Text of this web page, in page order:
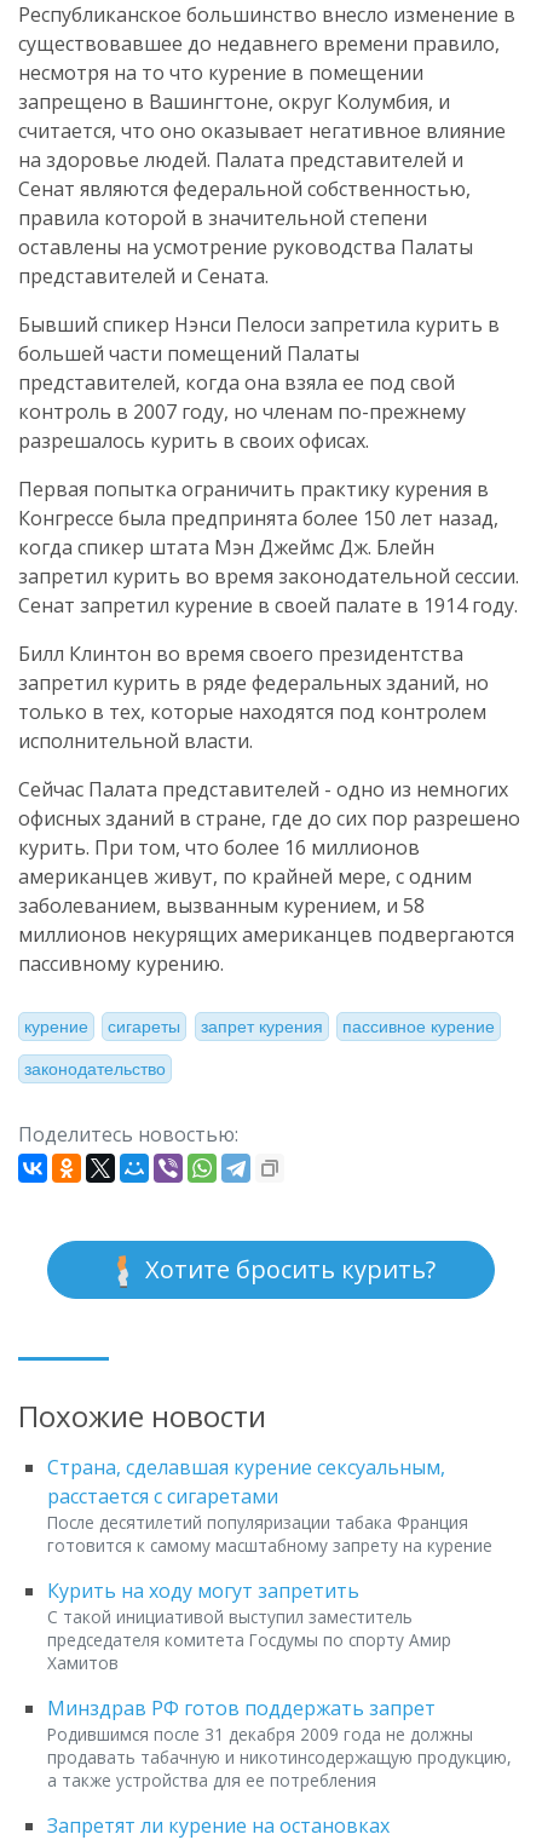
Республиканское большинство внесло изменение в
существовавшее до недавнего времени правило,
несмотря на то что курение в помещении
запрещено в Вашингтоне, округ Колумбия, и
считается, что оно оказывает негативное влияние
на здоровье людей. Палата представителей и
Сенат являются федеральной собственностью,
правила которой в значительной степени
оставлены на усмотрение руководства Палаты
представителей и Сената.
Бывший спикер Нэнси Пелоси запретила курить в
большей части помещений Палаты
представителей, когда она взяла ее под свой
контроль в 2007 году, но членам по-прежнему
разрешалось курить в своих офисах.
Первая попытка ограничить практику курения в
Конгрессе была предпринята более 150 лет назад,
когда спикер штата Мэн Джеймс Дж. Блейн
запретил курить во время законодательной сессии.
Сенат запретил курение в своей палате в 1914 году.
Билл Клинтон во время своего президентства
запретил курить в ряде федеральных зданий, но
только в тех, которые находятся под контролем
исполнительной власти.
Сейчас Палата представителей - одно из немногих
офисных зданий в стране, где до сих пор разрешено
курить. При том, что более 16 миллионов
американцев живут, по крайней мере, с одним
заболеванием, вызванным курением, и 58
миллионов некурящих американцев подвергаются
пассивному курению.
курение сигареты запрет курения пассивное курение
законодательство
Поделитесь новостью:
Хотите бросить курить?
Похожие новости
Страна, сделавшая курение сексуальным,
расстается с сигаретами
После десятилетий популяризации табака Франция
готовится к самому масштабному запрету на курение
Курить на ходу могут запретить
С такой инициативой выступил заместитель
председателя комитета Госдумы по спорту Амир
Хамитов
Минздрав РФ готов поддержать запрет
Родившимся после 31 декабря 2009 года не должны
продавать табачную и никотинсодержащую продукцию,
а также устройства для ее потребления
Запретят ли курение на остановках